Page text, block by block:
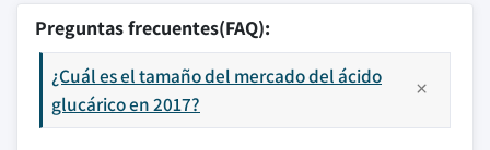
Preguntas frecuentes(FAQ):
¿Cuál es el tamaño del mercado del ácido
glucárico en 2017?